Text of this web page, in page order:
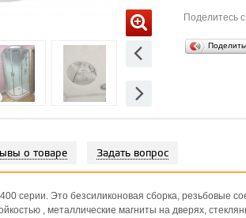
Поделитесь
о товаре Задать вопрос
серии. Это безсиликоновая сборка, резьбовые
, металлические магниты на дверях,